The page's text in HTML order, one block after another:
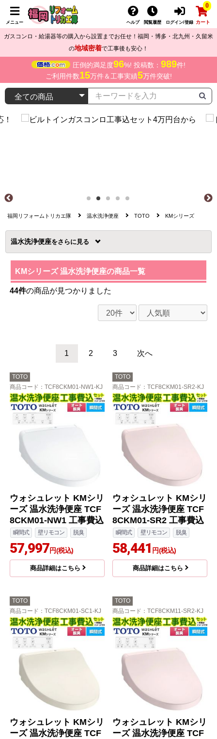
メニュー ヘルプ 閲覧履歴 ログイン/登録
0
カート
ガスコンロ・給湯器等の購入から設置までお任せ！福岡・博多・北九州・久留米
の地域密着で工事後も安心！
圧倒的満足度96%! 投稿数： 989件!
ご利用件数15万件＆工事実績5万件突破!
福岡リフォームトリカエ隊 温水洗浄便座 TOTO KMシリーズ
温水洗浄便座を
KMシリーズ 温水洗浄便座の商品一覧
44件の商品が見つかりました
1 2 3 次へ
TOTO
商品コード ：TCF8CKM01-NW1-KJ
ウォシュレット KMシリ
ーズ 温水洗浄便座 TCF
8CKM01-NW1 工事費込
瞬間式 壁リモコン 脱臭
57,997円(税込)
商品詳細はこちら
TOTO
商品コード ：TCF8CKM01-SR2-KJ
ウォシュレット KMシリ
ーズ 温水洗浄便座 TCF
8CKM01-SR2 工事費込
瞬間式 壁リモコン 脱臭
58,441 円(税込)
商品詳細はこちら
TOTO
商品コード ：TCF8CKM01-SC1-KJ
ウォシュレット KMシリ
ーズ 温水洗浄便座 TCF
TOTO
商品コード ：TCF8CKM11-SR2-KJ
ウォシュレット KMシリ
ーズ 温水洗浄便座 TCF